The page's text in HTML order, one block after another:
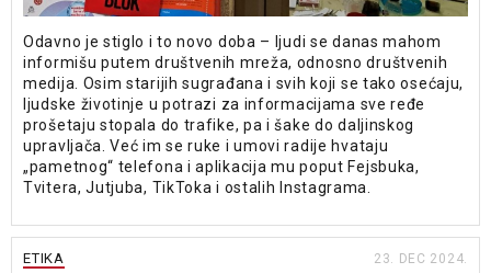
Odavno je stiglo i to novo doba – ljudi se danas mahom
informišu putem društvenih mreža, odnosno društvenih
medija. Osim starijih sugrađana i svih koji se tako osećaju,
ljudske životinje u potrazi za informacijama sve ređe
prošetaju stopala do trafike, pa i šake do daljinskog
upravljača. Već im se ruke i umovi radije hvataju
„pametnog“ telefona i aplikacija mu poput Fejsbuka,
Tvitera, Jutjuba, TikToka i ostalih Instagrama.
ETIKA 23. DEC 2024.